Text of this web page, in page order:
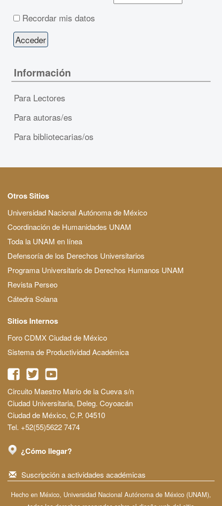
Recordar mis datos
Información
Para Lectores
Para autoras/es
Para bibliotecarias/os
Otros Sitios
Universidad Nacional Autónoma de México
Coordinación de Humanidades UNAM
Toda la UNAM en línea
Defensoría de los Derechos Universitarios
Programa Universitario de Derechos Humanos UNAM
Revista Perseo
Cátedra Solana
Sitios Internos
Foro CDMX Ciudad de México
Sistema de Productividad Académica
Circuito Maestro Mario de la Cueva s/n
Ciudad Universitaria, Deleg. Coyoacán
Ciudad de México, C.P. 04510
Tel. +52(55)5622 7474
¿Cómo llegar?
Suscripción a actividades académicas
Hecho en México, Universidad Nacional Autónoma de México (UNAM),